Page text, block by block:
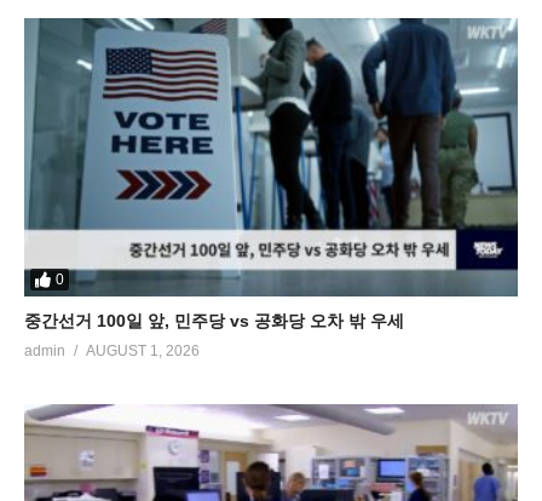
0
중간선거 100일 앞, 민주당 vs 공화당 오차 밖 우세
admin AUGUST 1, 2026